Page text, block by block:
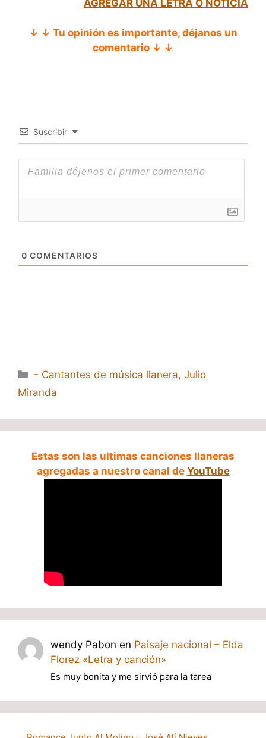
AGREGAR UNA LETRA O NOTICIA
↓ ↓ Tu opinión es importante, déjanos un
comentario ↓ ↓
Suscribir
0 COMENTARIOS
Categorías
- Cantantes de música llanera,Julio
Miranda
Estas son las ultimas canciones llaneras
agregadas a nuestro canal de YouTube
wendy Pabon en Paisaje nacional – Elda
Florez «Letra y canción»
Es muy bonita y me sirvió para la tarea